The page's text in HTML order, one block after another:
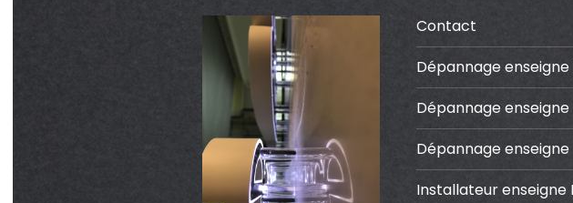
Contact
Dépannage enseigne
Dépannage
Dépannage enseigne
Installateur enseigne